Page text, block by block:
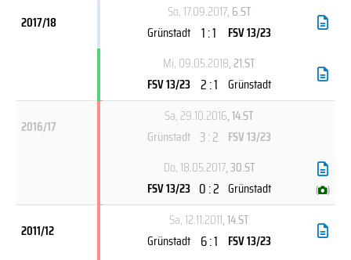
2017/18
So, 17.09.2017, 6.ST
Grünstadt 1 : 1
FSV 13/23
Mi, 09.05.2018, 21.ST
FSV 13/23 2 : 1 Grünstadt
2016/17
Sa, 29.10.2016, 14.ST
Grünstadt 3 : 2 FSV 13/23
Do, 18.05.2017, 30.ST
FSV 13/23 0 : 2 Grünstadt ( )
2011/12
Sa, 12.11.2011, 14.ST
Grünstadt 6 : 1 FSV 13/23